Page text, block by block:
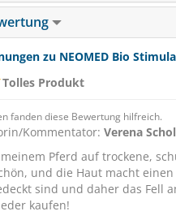
zu NEOMED Bio
Tolles Produkt
fanden diese Bewertung hilfreich.
Kommentator: Verena
Pferd auf trockene,
und die Haut macht
sind und daher das Fell
kaufen!